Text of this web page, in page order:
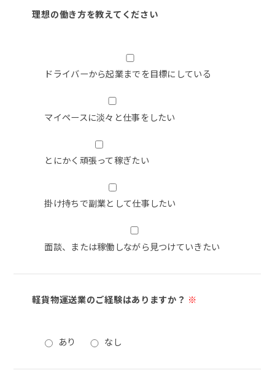
理想の働き方を教えてください
ドライバーから起業までを目標にしている
マイペースに淡々と仕事をしたい
とにかく頑張って稼ぎたい
掛け持ちで副業として仕事したい
面談、または稼働しながら見つけていきたい
軽貨物運送業のご経験はありますか？ ※
あり なし